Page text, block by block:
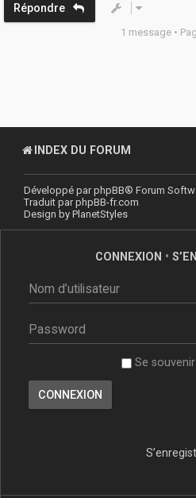
Répondre
1 message •
INDEX DU FORUM
Développé parphpBB® Forum
Traduit parphpBB-fr.com
Design by PlanetStyles
CONNEXION •
Se